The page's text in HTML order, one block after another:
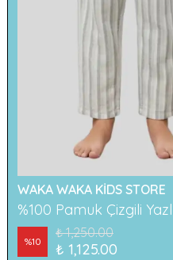
WAKA WAKA KİDS STORE
%100 Pamuk Çizgili
%10
₺ 1,250.00
₺ 1,125.00